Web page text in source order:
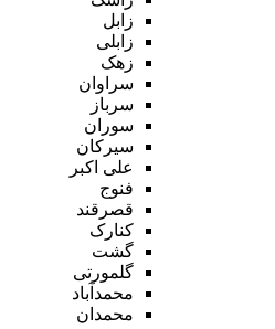
زابل
زابلی
زهک
سراوان
سرباز
سوران
سیرکان
علی اکبر
فنوج
قصرقند
کنارک
گشت
گلمورتی
محمدآباد
محمدان